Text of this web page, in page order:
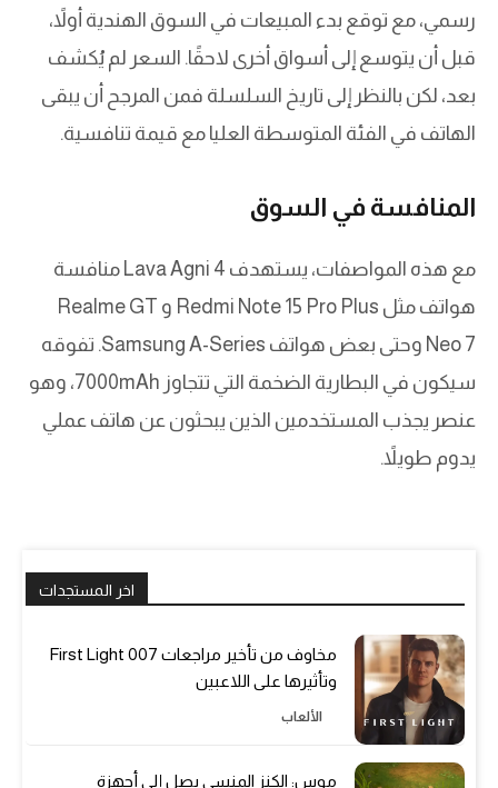
رسمي، مع توقع بدء المبيعات في السوق الهندية أولاً،
قبل أن يتوسع إلى أسواق أخرى لاحقًا. السعر لم يُكشف
بعد، لكن بالنظر إلى تاريخ السلسلة فمن المرجح أن يبقى
الهاتف في الفئة المتوسطة العليا مع قيمة تنافسية.
المنافسة في السوق
مع هذه المواصفات، يستهدف Lava Agni 4 منافسة
هواتف مثل Redmi Note 15 Pro Plus و Realme GT
Neo 7 وحتى بعض هواتف Samsung A-Series. تفوقه
سيكون في البطارية الضخمة التي تتجاوز 7000mAh، وهو
عنصر يجذب المستخدمين الذين يبحثون عن هاتف عملي
يدوم طويلاً.
اخر المستجدات
مخاوف من تأخير مراجعات 007 First Light
وتأثيرها على اللاعبين
الألعاب
موس: الكنز المنسي يصل إلى أجهزة